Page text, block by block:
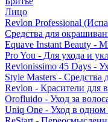
Лицо
Revlon Professional
Средства для
Equave Instant Beauty -
Pro You - Для ухода и
Revlonissimo 45 Days -
Style Masters - Средства
Revlon - Красители для
Orofluido - Уход за
Uniq One - Уход в одном